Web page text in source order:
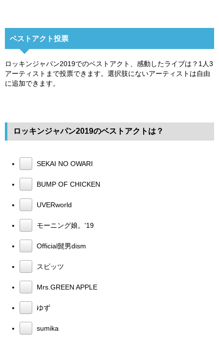
ベストアクト投票
ロッキンジャパン2019でのベストアクト、感動したライブは？1人3
アーティストまで投票できます。選択肢にないアーティストは自由
に追加できます。
ロッキンジャパン2019のベストアクトは？
SEKAI NO OWARI
BUMP OF CHICKEN
UVERworld
モーニング娘。'19
Official髭男dism
スピッツ
Mrs.GREEN APPLE
ゆず
sumika